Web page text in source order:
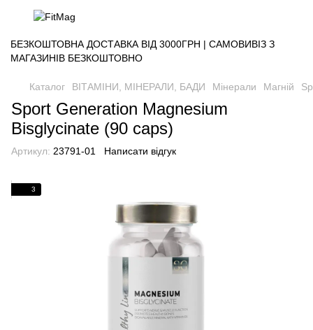
БЕЗКОШТОВНА ДОСТАВКА ВІД 3000ГРН | САМОВИВІЗ З
МАГАЗИНІВ БЕЗКОШТОВНО
Каталог ВІТАМІНИ, МІНЕРАЛИ, БАДИ Мінерали Магній
Sport Generation Magnesium
Bisglycinate (90 caps)
Артикул: 23791-01 Написати відгук
3